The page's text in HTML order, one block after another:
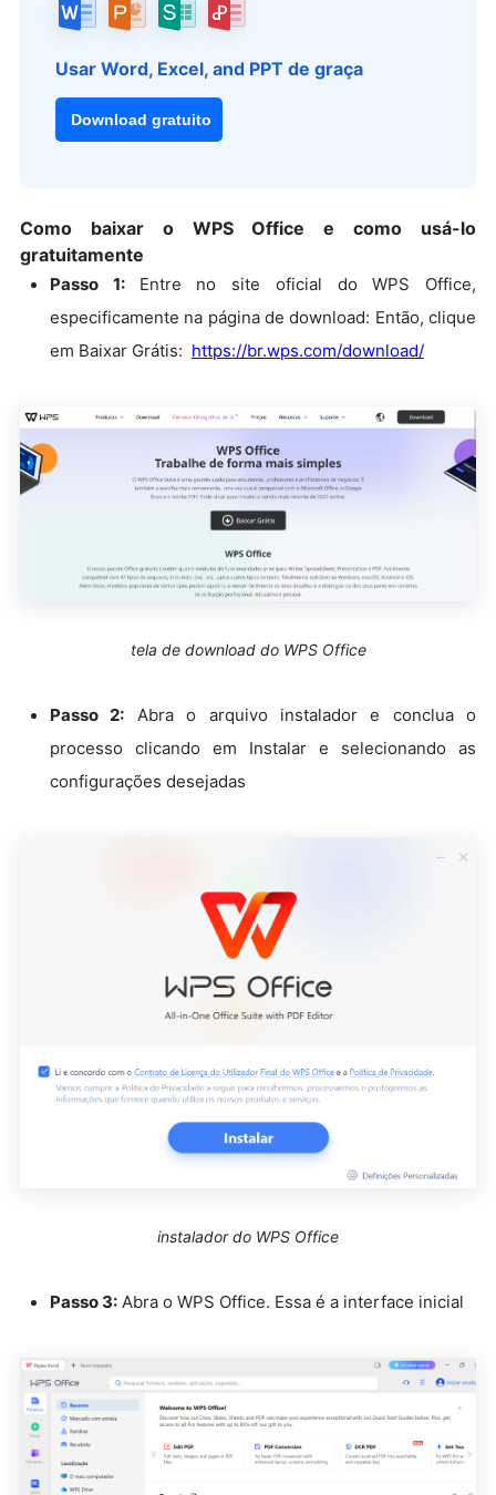
Usar Word, Excel, and PPT de graça
Download gratuito
Como baixar o WPS Office e como usá-lo
gratuitamente
Passo 1: Entre no site oficial do WPS Office,
especificamente na página de download: Então, clique
em Baixar Grátis: https://br.wps.com/download/
tela de download do WPS Office
Passo 2: Abra o arquivo instalador e conclua o
processo clicando em Instalar e selecionando as
configurações desejadas
instalador do WPS Office
Passo 3: Abra o WPS Office. Essa é a interface inicial